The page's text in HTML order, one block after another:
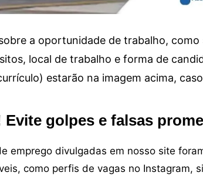
a oportunidade de trabalho, como
local de trabalho e forma de
estarão na imagem acima,
Evite golpes e falsas
emprego divulgadas em nosso site
como perfis de vagas no Instagram,